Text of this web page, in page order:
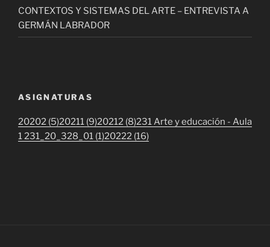
CONTEXTOS Y SISTEMAS DEL ARTE – ENTREVISTA A
GERMÁN LABRADOR
ASIGNATURAS
20202 (5)20211 (9)20212 (8)231 Arte y educación - Aula
1 231_20_328_01 (1)20222 (16)